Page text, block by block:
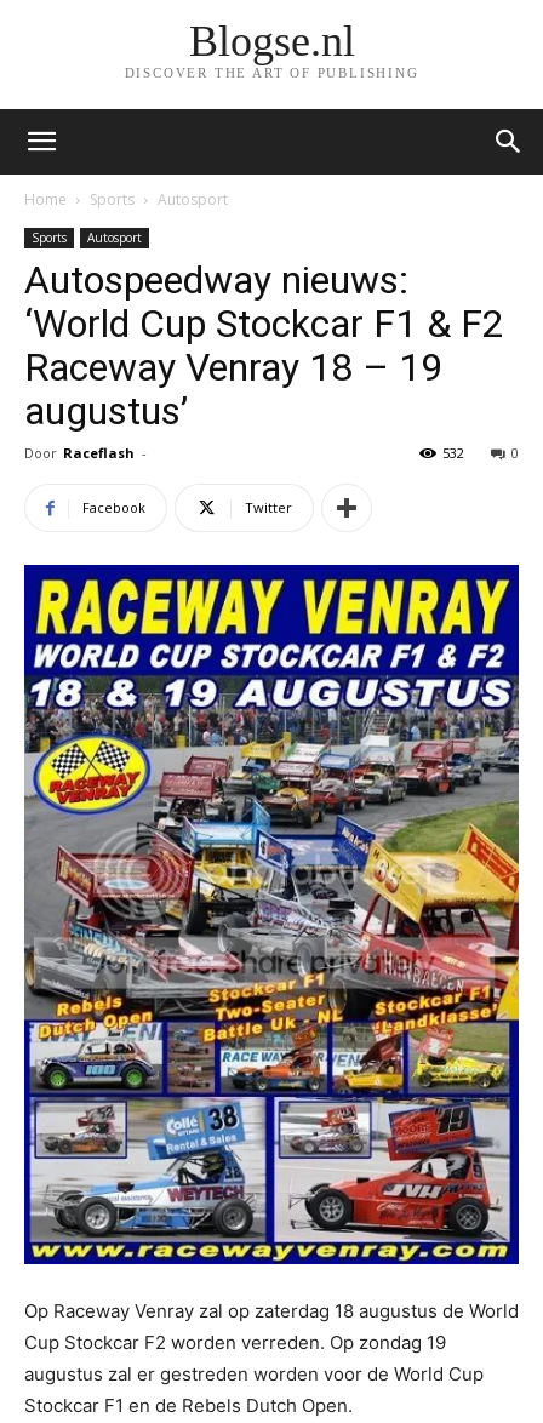
Blogse.nl
DISCOVER THE ART OF PUBLISHING
Home Sports Autosport
Sports Autosport
Autospeedway nieuws:
‘World Cup Stockcar F1 & F2
Raceway Venray 18 – 19
augustus’
Door Raceflash - 0
532
Facebook Twitter
Op Raceway Venray zal op zaterdag 18 augustus de World
Cup Stockcar F2 worden verreden. Op zondag 19
augustus zal er gestreden worden voor de World Cup
Stockcar F1 en de Rebels Dutch Open.